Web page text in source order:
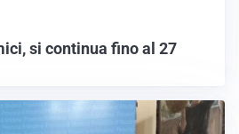
si continua fino al 27